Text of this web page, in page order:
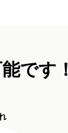
です！